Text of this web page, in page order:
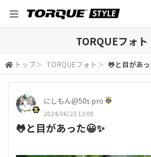
TORQUEフォト
トップ＞ TORQUEフォト ＞ 🐸と目があ
にしもん@50s pro
2024/06/23 13:00
🐸と目があった😀✨